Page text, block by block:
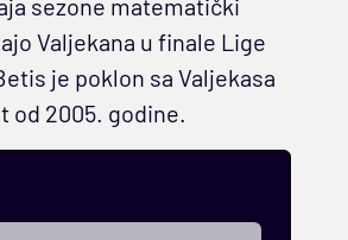
sezone matematički
Valjekana u finale Lige
je poklon sa Valjekasa
od 2005. godine.